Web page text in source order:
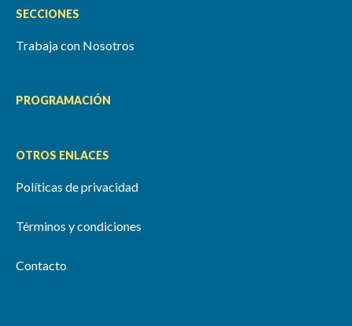
SECCIONES
Trabaja con Nosotros
PROGRAMACIÓN
OTROS ENLACES
Políticas de privacidad
Términos y condiciones
Contacto